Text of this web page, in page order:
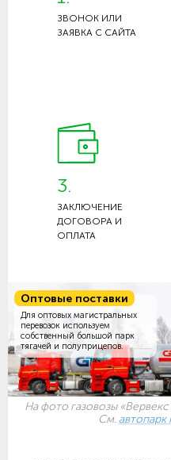
ЗВОНОК ИЛИ
ЗАЯВКА С САЙТА
3.
ЗАКЛЮЧЕНИЕ
ДОГОВОРА И
ОПЛАТА
Оптовые поставки
Для оптовых магистральных
перевозок используем
собственный большой парк
тягачей и полуприцепов.
На фото газовозы
См. автопарк